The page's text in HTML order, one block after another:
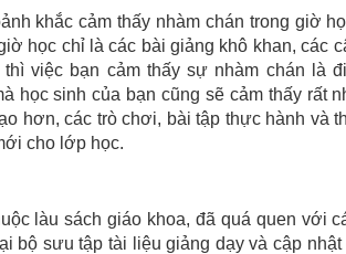
khắc cảm thấy nhàm chán trong giờ
học chỉ là các bài giảng khô khan, các
việc bạn cảm thấy sự nhàm chán là
học sinh của bạn cũng sẽ cảm thấy rất
hơn, các trò chơi, bài tập thực hành và
cho lớp học.
làu sách giáo khoa, đã quá quen với
bộ sưu tập tài liệu giảng dạy và cập